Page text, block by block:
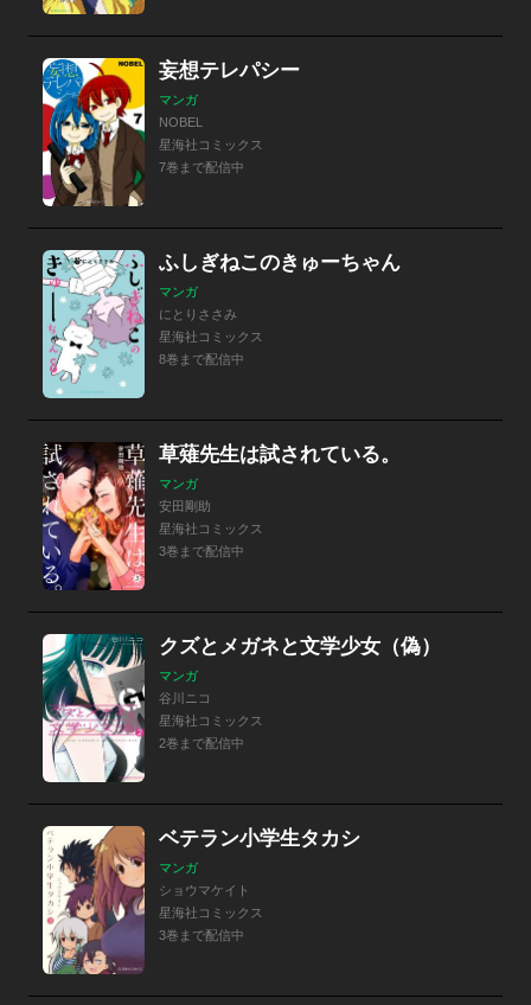
妄想テレパシー
マンガ
NOBEL
星海社コミックス
7巻まで配信中
ふしぎねこのきゅーちゃん
マンガ
にとりささみ
星海社コミックス
8巻まで配信中
草薙先生は試されている。
マンガ
安田剛助
星海社コミックス
3巻まで配信中
クズとメガネと文学少女（偽）
マンガ
谷川ニコ
星海社コミックス
2巻まで配信中
ベテラン小学生タカシ
マンガ
ショウマケイト
星海社コミックス
3巻まで配信中